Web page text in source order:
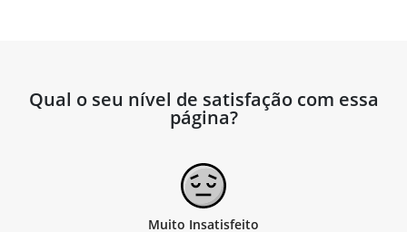
Qual o seu nível de satisfação com essa
página?